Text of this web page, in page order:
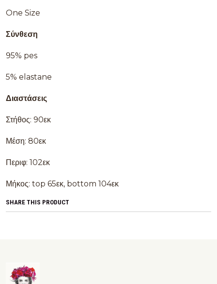
One Size
Σύνθεση
95% pes
5% elastane
Διαστάσεις
Στήθος: 90εκ
Μέση: 80εκ
Περιφ: 102εκ
Μήκος: top 65εκ, bottom 104εκ
SHARE THIS PRODUCT